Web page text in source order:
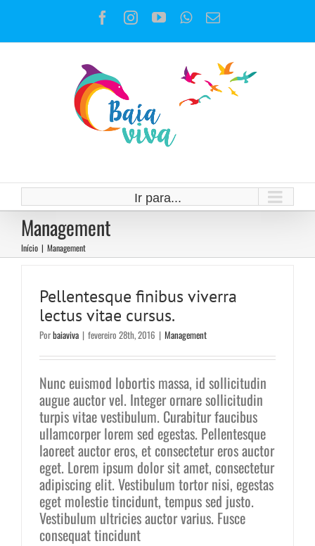
o
Facebook
Instagram
YouTubeWhatsApp
E-
Ir para...
Management
Início | Management
Pellentesque finibus viverra
lectus vitae cursus.
Porbaiaviva | fevereiro 28th, 2016 | Management
Nunc euismod lobortis massa, id sollicitudin
augue auctor vel. Integer ornare sollicitudin
turpis vitae vestibulum. Curabitur faucibus
ullamcorper lorem sed egestas. Pellentesque
laoreet auctor eros, et consectetur eros auctor
eget. Lorem ipsum dolor sit amet, consectetur
adipiscing elit. Vestibulum tortor nisi, egestas
eget molestie tincidunt, tempus sed justo.
Vestibulum ultricies auctor varius. Fusce
consequat tincidunt